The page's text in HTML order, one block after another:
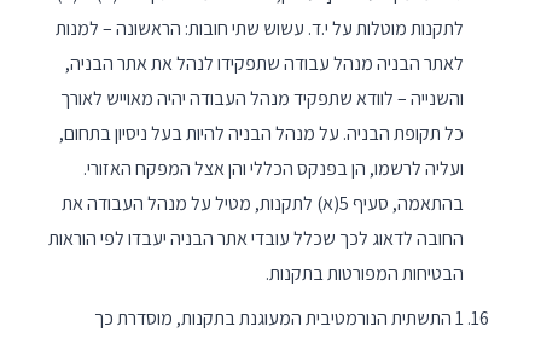
לתקנות מוטלות על י.ד. עשוש שתי חובות: הראשונה – למנות
לאתר הבניה מנהל עבודה שתפקידו לנהל את אתר הבניה,
והשנייה – לוודא שתפקיד מנהל העבודה יהיה מאוייש לאורך
כל תקופת הבניה. על מנהל הבניה להיות בעל ניסיון בתחום,
ועליה לרשמו, הן בפנקס הכללי והן אצל המפקח האזורי.
בהתאמה, סעיף 5(א) לתקנות, מטיל על מנהל העבודה את
החובה לדאוג לכך שכלל עובדי אתר הבניה יעבדו לפי הוראות
הבטיחות המפורטות בתקנות.
1 התשתית הנורמטיבית המעוגנת בתקנות, מוסדרת כך